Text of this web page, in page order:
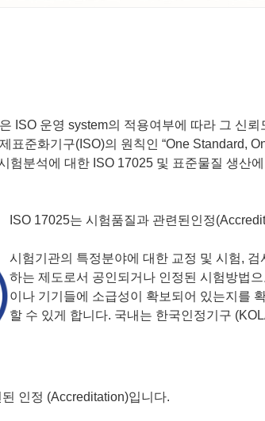
ISO 운영 system의 적용여부에 따라 그 신뢰
표준화기구(ISO)의 원칙인 “One Standard,
험분석에 대한 ISO 17025 및 표준물질 생산
ISO 17025는 시험품질과 관련된인정
시험기관의 특정분야에 대한 교정 및 시험,
하는 제도로서 공인되거나 인정된 시험방법
이나 기기들에 소급성이 확보되어 있는지를
할 수 있게 합니다. 국내는 한국인정기구
인정 (Accreditation)입니다.